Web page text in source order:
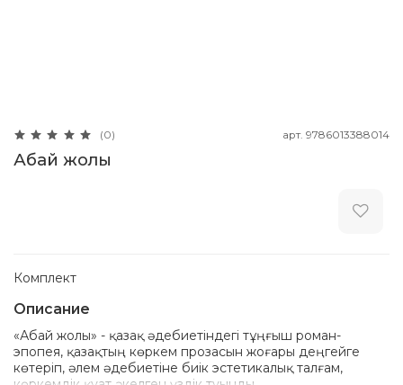
(0) арт. 9786013388014
Абай жолы
Комплект
Описание
«Абай жолы» - қазақ әдебиетіндегі тұңғыш роман-
эпопея, қазақтың көркем прозасын жоғары деңгейге
көтеріп, әлем әдебиетіне биік эстетикалық талғам,